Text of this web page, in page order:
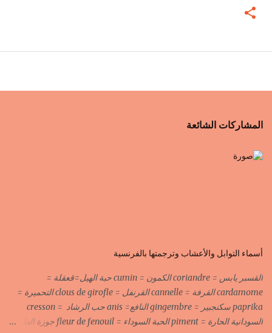
المشاركات الشائعة
أسماء التوابل والأعشاب وترجمتها بالفرنسية
القسبر يابس = coriandre الكمون = cumin حبة الهيل=قعقلة =
cardamome القرفة = cannelle القرنفل = clous de girofle التحميرة =
paprika سكنجبير = gingembre النافع= anis حب الرشاد = cresson
السودانية الحارة = piment الحبة السوداء = fleur de fenouil جوزة الطيب